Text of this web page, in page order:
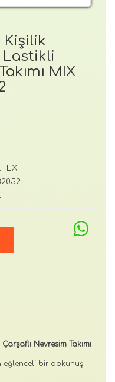
Kişilik
Lastikli
MIX
Nevresim Takımı
eğlenceli bir dokunuş!